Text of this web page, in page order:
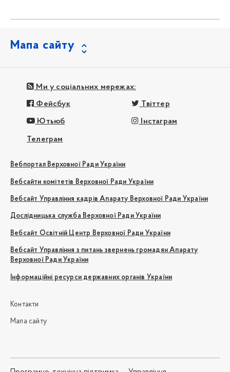
Мапа сайту
Ми у соціальних мережах:
Фейсбук Твіттер
Ютьюб Інстаграм
Телеграм
Вебпортал Верховної Ради України
Вебсайти комітетів Верховної Ради України
Вебсайт Управління кадрів Апарату Верховної Ради України
Дослідницька служба Верховної Ради України
Вебсайт Освітній Центр Верховної Ради України
Вебсайт Управління з питань звернень громадян Апарату
Верховної Ради України
Інформаційні ресурси державних органів України
Контакти
Мапа сайту